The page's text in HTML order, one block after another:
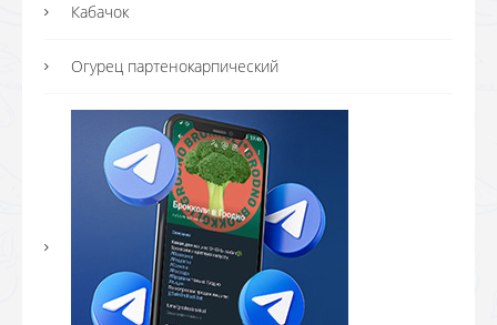
Кабачок
Огурец партенокарпический